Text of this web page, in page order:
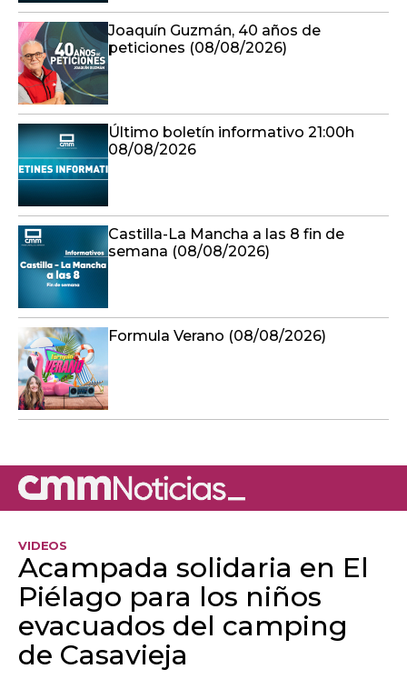
Joaquín Guzmán, 40 años de
peticiones (08/08/2026)
Último boletín informativo 21:00h
08/08/2026
Castilla-La Mancha a las 8 fin de
semana (08/08/2026)
Formula Verano (08/08/2026)
VIDEOS
Acampada solidaria en El
Piélago para los niños
evacuados del camping
de CasaviejaAlgo salió mal.
An error occurred, please try again later.